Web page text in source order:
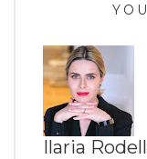
Ilaria